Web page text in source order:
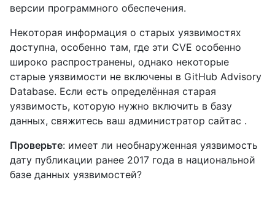
версии программного обеспечения.
Некоторая информация о старых уязвимостях
доступна, особенно там, где эти CVE особенно
широко распространены, однако некоторые
старые уязвимости не включены в GitHub Advisory
Database. Если есть определённая старая
уязвимость, которую нужно включить в базу
данных, свяжитесь ваш администратор сайтас .
Проверьте: имеет ли необнаруженная уязвимость
дату публикации ранее 2017 года в национальной
базе данных уязвимостей?